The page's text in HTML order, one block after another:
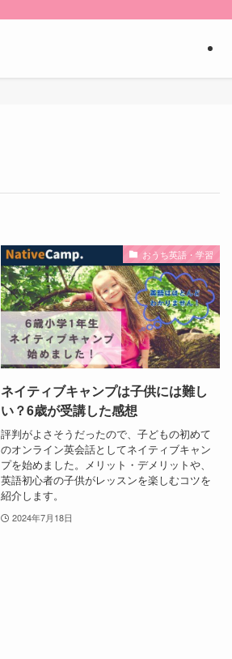
おうち英語・学習
ネイティブキャンプは子供には難し
い？6歳が受講した感想
評判がよさそうだったので、子どもの初めて
のオンライン英会話としてネイティブキャン
プを始めました。メリット・デメリットや、
英語初心者の子供がレッスンを楽しむコツを
紹介します。
2024年7月18日